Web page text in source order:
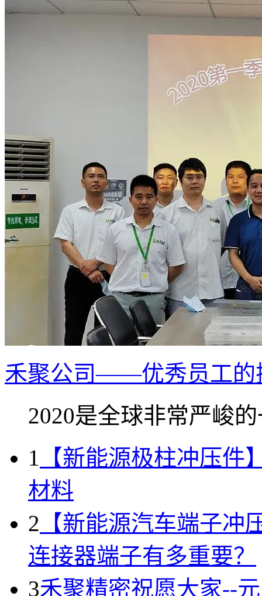
禾聚公司——优秀员工的
2020是全球非常严峻
1 【新能源极柱冲压
材料
2 【新能源汽车端子
连接器端子有多重要？
3禾聚精密祝愿大家--